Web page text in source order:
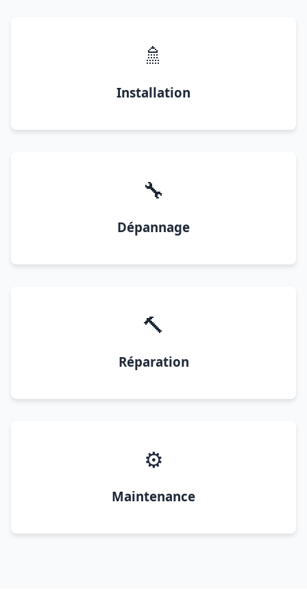
🚿
Installation
🔧
Dépannage
🔨
Réparation
⚙️
Maintenance